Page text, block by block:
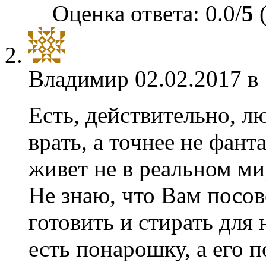
Оценка ответа: 0.0/5
Владимир 02.02.2017
Есть, действительно,
врать, а точнее не
живет не в реальном
Не знаю, что Вам
готовить и стирать
есть понарошку, а его